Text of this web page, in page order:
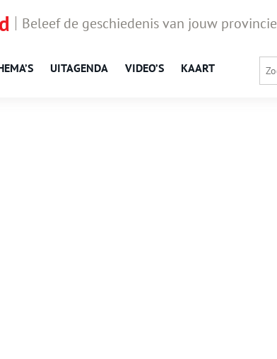
Beleef de geschiedenis van jouw provincie
UITAGENDA VIDEO’S KAART